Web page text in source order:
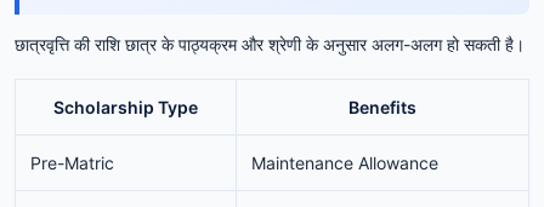
छात्रवृत्ति की राशि छात्र के पाठ्यक्रम और श्रेणी के अनुसार अलग-अलग हो सकती है।
Scholarship Type Benefits
Pre-Matric Maintenance Allowance